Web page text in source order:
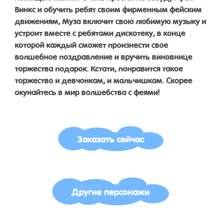
Винкс и обучить ребят своим фирменным фейским
движениям, Муза включит свою любимую музыку и
устроит вместе с ребятами дискотеку, в конце
которой каждый сможет произнести свое
волшебное поздравление и вручить виновнице
торжества подарок. Кстати, понравится такое
торжество и девчонкам, и мальчишкам. Скорее
окунайтесь в мир волшебства с феями!
Заказать сейчас
Другие персонажи